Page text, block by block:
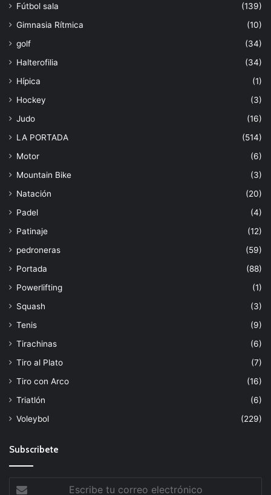
Fútbol sala
(139)
Gimnasia Rítmica
(10)
golf
(34)
Halterofilia
(34)
Hípica
(1)
Hockey
(3)
Judo
(16)
LA PORTADA
(514)
Motor
(6)
Mountain Bike
(3)
Natación
(20)
Padel
(4)
Patinaje
(12)
pedroneras
(59)
Portada
(88)
Powerlifting
(1)
Squash
(3)
Tenis
(9)
Tirachinas
(6)
Tiro al Plato
(7)
Tiro con Arco
(16)
Triatlón
(6)
Voleybol
(229)
Subscribete